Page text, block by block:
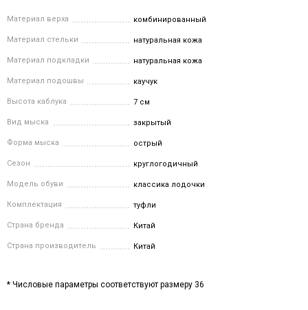
Материал верха комбинированный
Материал стельки натуральная кожа
Материал подкладки натуральная кожа
Материал подошвы каучук
Высота каблука 7 см
Вид мыска закрытый
Форма мыска острый
Сезон круглогодичный
Модель обуви классика лодочки
Комплектация туфли
Страна бренда Китай
Страна производитель Китай
* Числовые параметры соответствуют размеру 36